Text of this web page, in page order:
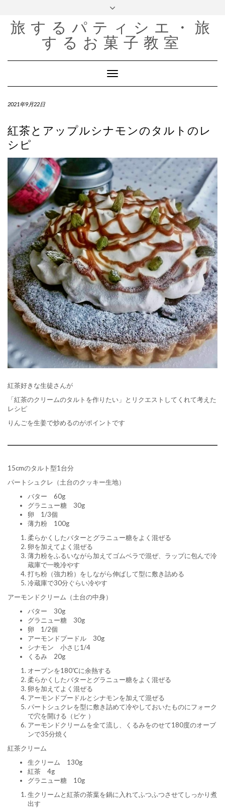
content
Instagram
Channel
旅するパティシエ・旅
するお菓子教室
Toggle
Navigation
2021年9月22日
紅茶とアップルシナモンのタルトのレ
シピ
紅茶好きな生徒さんが
「紅茶のクリームのタルトを作りたい」とリクエストしてくれて考えた
レシピ
りんごを生姜で炒めるのがポイントです
15cmのタルト型1台分
パートシュクレ（土台のクッキー生地）
バター 60g
グラニュー糖 30g
卵 1/3個
薄力粉 100g
柔らかくしたバターとグラニュー糖をよく混ぜる
卵を加えてよく混ぜる
薄力粉をふるいながら加えてゴムベラで混ぜ、ラップに包んで冷
蔵庫で一晩冷やす
打ち粉（強力粉）をしながら伸ばして型に敷き詰める
冷蔵庫で30分ぐらい冷やす
アーモンドクリーム（土台の中身）
バター 30g
グラニュー糖 30g
卵 1/2個
アーモンドプードル 30g
シナモン 小さじ1/4
くるみ 20g
オーブンを180℃に余熱する
柔らかくしたバターとグラニュー糖をよく混ぜる
卵を加えてよく混ぜる
アーモンドプードルとシナモンを加えて混ぜる
パートシュクレを型に敷き詰めて冷やしておいたものにフォーク
で穴を開ける（ピケ ）
アーモンドクリームを全て流し、くるみをのせて180度のオーブ
ンで35分焼く
紅茶クリーム
生クリーム 130g
紅茶 4g
グラニュー糖 10g
生クリームと紅茶の茶葉を鍋に入れてふつふつさせてしっかり煮
出す